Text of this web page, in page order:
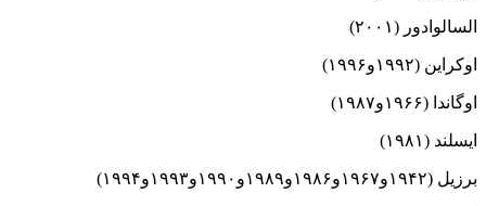
السالوادور (۲۰۰۱)
اوکراین (۱۹۹۲و۱۹۹۶)
اوگاندا (۱۹۶۶و۱۹۸۷)
ایسلند (۱۹۸۱)
برزیل (۱۹۴۲و۱۹۶۷و۱۹۸۶و۱۹۸۹و۱۹۹۰و۱۹۹۳و۱۹۹۴)